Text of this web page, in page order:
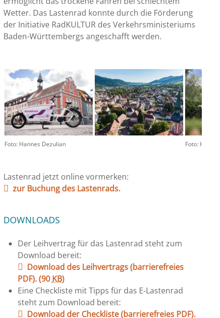
Wetter. Das Lastenrad konnte durch die Förderung
der Initiative RadKULTUR des Verkehrsministeriums
Baden-Württembergs angeschafft werden.
Foto: Hannes Dezulian Foto:
Lastenrad jetzt online vormerken:
zur Buchung des Lastenrads.
DOWNLOADS
Der Leihvertrag für das Lastenrad steht zum
Download bereit:
Download des Leihvertrags (barrierefreies
PDF).(90 KB)
Eine Checkliste mit Tipps für das E-Lastenrad
steht zum Download bereit:
Download der Checkliste (barrierefreies PDF).